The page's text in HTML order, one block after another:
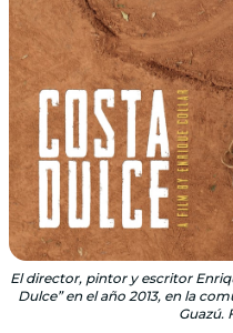
El director, pintor y escritor
Dulce” en el año 2013, en la
Guazú.